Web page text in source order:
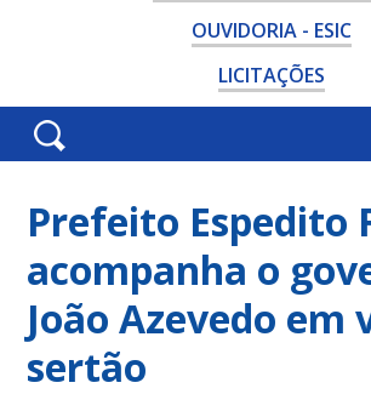
OUVIDORIA - ESIC
LICITAÇÕES
Prefeito Espedito
acompanha o
João Azevedo em
sertão